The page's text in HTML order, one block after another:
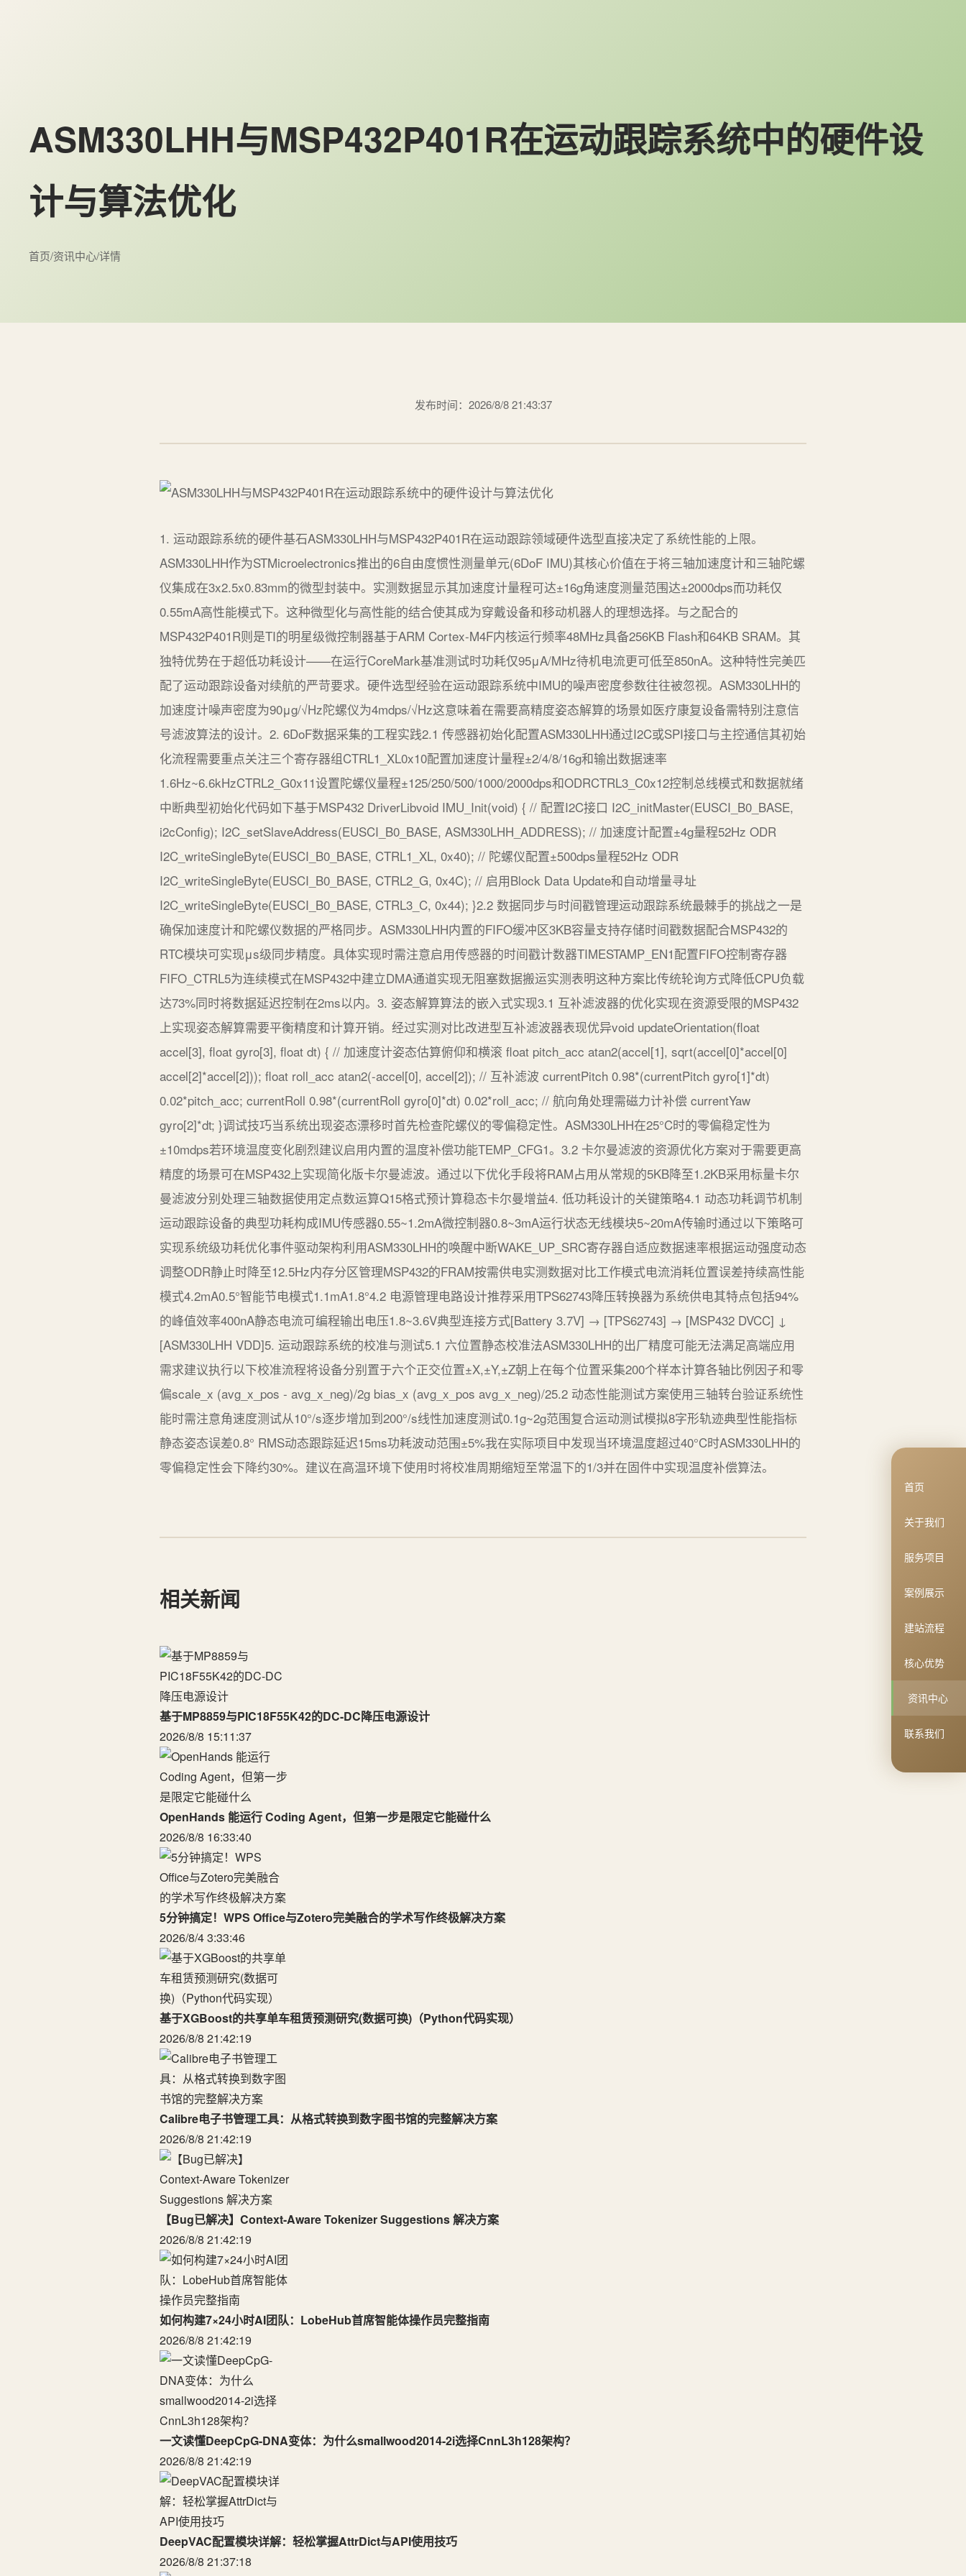
首页
关于我们
服务项目
案例展示
建站流程
核心优势
资讯中心
联系我们
ASM330LHH与MSP432P401R在运动跟踪系统中的硬件设
计与算法优化
首页/资讯中心/详情
发布时间：2026/8/8 21:43:37
1. 运动跟踪系统的硬件基石ASM330LHH与MSP432P401R在运动跟踪领域硬件选型直接决定了系统性能的上限。
ASM330LHH作为STMicroelectronics推出的6自由度惯性测量单元(6DoF IMU)其核心价值在于将三轴加速度计和三轴陀螺
仪集成在3x2.5x0.83mm的微型封装中。实测数据显示其加速度计量程可达±16g角速度测量范围达±2000dps而功耗仅
0.55mA高性能模式下。这种微型化与高性能的结合使其成为穿戴设备和移动机器人的理想选择。与之配合的
MSP432P401R则是TI的明星级微控制器基于ARM Cortex-M4F内核运行频率48MHz具备256KB Flash和64KB SRAM。其
独特优势在于超低功耗设计——在运行CoreMark基准测试时功耗仅95μA/MHz待机电流更可低至850nA。这种特性完美匹
配了运动跟踪设备对续航的严苛要求。硬件选型经验在运动跟踪系统中IMU的噪声密度参数往往被忽视。ASM330LHH的
加速度计噪声密度为90μg/√Hz陀螺仪为4mdps/√Hz这意味着在需要高精度姿态解算的场景如医疗康复设备需特别注意信
号滤波算法的设计。2. 6DoF数据采集的工程实践2.1 传感器初始化配置ASM330LHH通过I2C或SPI接口与主控通信其初始
化流程需要重点关注三个寄存器组CTRL1_XL0x10配置加速度计量程±2/4/8/16g和输出数据速率
1.6Hz~6.6kHzCTRL2_G0x11设置陀螺仪量程±125/250/500/1000/2000dps和ODRCTRL3_C0x12控制总线模式和数据就绪
中断典型初始化代码如下基于MSP432 DriverLibvoid IMU_Init(void) { // 配置I2C接口 I2C_initMaster(EUSCI_B0_BASE,
i2cConfig); I2C_setSlaveAddress(EUSCI_B0_BASE, ASM330LHH_ADDRESS); // 加速度计配置±4g量程52Hz ODR
I2C_writeSingleByte(EUSCI_B0_BASE, CTRL1_XL, 0x40); // 陀螺仪配置±500dps量程52Hz ODR
I2C_writeSingleByte(EUSCI_B0_BASE, CTRL2_G, 0x4C); // 启用Block Data Update和自动增量寻址
I2C_writeSingleByte(EUSCI_B0_BASE, CTRL3_C, 0x44); }2.2 数据同步与时间戳管理运动跟踪系统最棘手的挑战之一是
确保加速度计和陀螺仪数据的严格同步。ASM330LHH内置的FIFO缓冲区3KB容量支持存储时间戳数据配合MSP432的
RTC模块可实现μs级同步精度。具体实现时需注意启用传感器的时间戳计数器TIMESTAMP_EN1配置FIFO控制寄存器
FIFO_CTRL5为连续模式在MSP432中建立DMA通道实现无阻塞数据搬运实测表明这种方案比传统轮询方式降低CPU负载
达73%同时将数据延迟控制在2ms以内。3. 姿态解算算法的嵌入式实现3.1 互补滤波器的优化实现在资源受限的MSP432
上实现姿态解算需要平衡精度和计算开销。经过实测对比改进型互补滤波器表现优异void updateOrientation(float
accel[3], float gyro[3], float dt) { // 加速度计姿态估算俯仰和横滚 float pitch_acc atan2(accel[1], sqrt(accel[0]*accel[0]
accel[2]*accel[2])); float roll_acc atan2(-accel[0], accel[2]); // 互补滤波 currentPitch 0.98*(currentPitch gyro[1]*dt)
0.02*pitch_acc; currentRoll 0.98*(currentRoll gyro[0]*dt) 0.02*roll_acc; // 航向角处理需磁力计补偿 currentYaw
gyro[2]*dt; }调试技巧当系统出现姿态漂移时首先检查陀螺仪的零偏稳定性。ASM330LHH在25°C时的零偏稳定性为
±10mdps若环境温度变化剧烈建议启用内置的温度补偿功能TEMP_CFG1。3.2 卡尔曼滤波的资源优化方案对于需要更高
精度的场景可在MSP432上实现简化版卡尔曼滤波。通过以下优化手段将RAM占用从常规的5KB降至1.2KB采用标量卡尔
曼滤波分别处理三轴数据使用定点数运算Q15格式预计算稳态卡尔曼增益4. 低功耗设计的关键策略4.1 动态功耗调节机制
运动跟踪设备的典型功耗构成IMU传感器0.55~1.2mA微控制器0.8~3mA运行状态无线模块5~20mA传输时通过以下策略可
实现系统级功耗优化事件驱动架构利用ASM330LHH的唤醒中断WAKE_UP_SRC寄存器自适应数据速率根据运动强度动态
调整ODR静止时降至12.5Hz内存分区管理MSP432的FRAM按需供电实测数据对比工作模式电流消耗位置误差持续高性能
模式4.2mA0.5°智能节电模式1.1mA1.8°4.2 电源管理电路设计推荐采用TPS62743降压转换器为系统供电其特点包括94%
的峰值效率400nA静态电流可编程输出电压1.8~3.6V典型连接方式[Battery 3.7V] → [TPS62743] → [MSP432 DVCC] ↓
[ASM330LHH VDD]5. 运动跟踪系统的校准与测试5.1 六位置静态校准法ASM330LHH的出厂精度可能无法满足高端应用
需求建议执行以下校准流程将设备分别置于六个正交位置±X,±Y,±Z朝上在每个位置采集200个样本计算各轴比例因子和零
偏scale_x (avg_x_pos - avg_x_neg)/2g bias_x (avg_x_pos avg_x_neg)/25.2 动态性能测试方案使用三轴转台验证系统性
能时需注意角速度测试从10°/s逐步增加到200°/s线性加速度测试0.1g~2g范围复合运动测试模拟8字形轨迹典型性能指标
静态姿态误差0.8° RMS动态跟踪延迟15ms功耗波动范围±5%我在实际项目中发现当环境温度超过40°C时ASM330LHH的
零偏稳定性会下降约30%。建议在高温环境下使用时将校准周期缩短至常温下的1/3并在固件中实现温度补偿算法。
相关新闻
基于MP8859与PIC18F55K42的DC-DC降压电源设计
2026/8/8 15:11:37
OpenHands 能运行 Coding Agent，但第一步是限定它能碰什么
2026/8/8 16:33:40
5分钟搞定！WPS Office与Zotero完美融合的学术写作终极解决方案
2026/8/4 3:33:46
基于XGBoost的共享单车租赁预测研究(数据可换)（Python代码实现）
2026/8/8 21:42:19
Calibre电子书管理工具：从格式转换到数字图书馆的完整解决方案
2026/8/8 21:42:19
【Bug已解决】Context-Aware Tokenizer Suggestions 解决方案
2026/8/8 21:42:19
如何构建7×24小时AI团队：LobeHub首席智能体操作员完整指南
2026/8/8 21:42:19
一文读懂DeepCpG-DNA变体：为什么smallwood2014-2i选择CnnL3h128架构？
2026/8/8 21:42:19
DeepVAC配置模块详解：轻松掌握AttrDict与API使用技巧
2026/8/8 21:37:18